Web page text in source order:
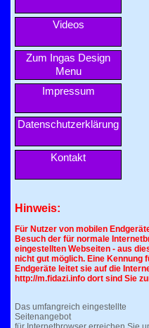
Videos
Zum Ingas Design
Menu
Impressum
Datenschutzerklärung
Kontakt
Hinweis:
Für Nutzer von mobilen
Besuch der für normale
eingestellten Webseiten - aus
nicht gut möglich. Eine Kennung
Endgeräte leitet sie auf die
http://m.fidazi.info dort sind Sie
Das umfangreich eingestellte
Seitenangebot